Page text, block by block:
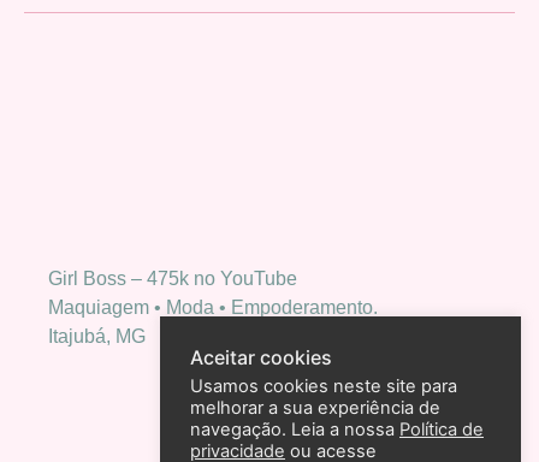
Girl Boss – 475k no YouTube
Maquiagem • Moda • Empoderamento.
Itajubá, MG
Aceitar cookies
Usamos cookies neste site para
melhorar a sua experiência de
navegação. Leia a nossa Política de
privacidade ou acesse